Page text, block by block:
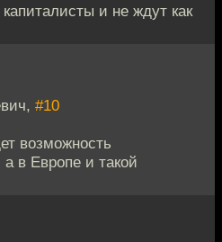
и не ждут как
#10
возможность
в Европе и такой